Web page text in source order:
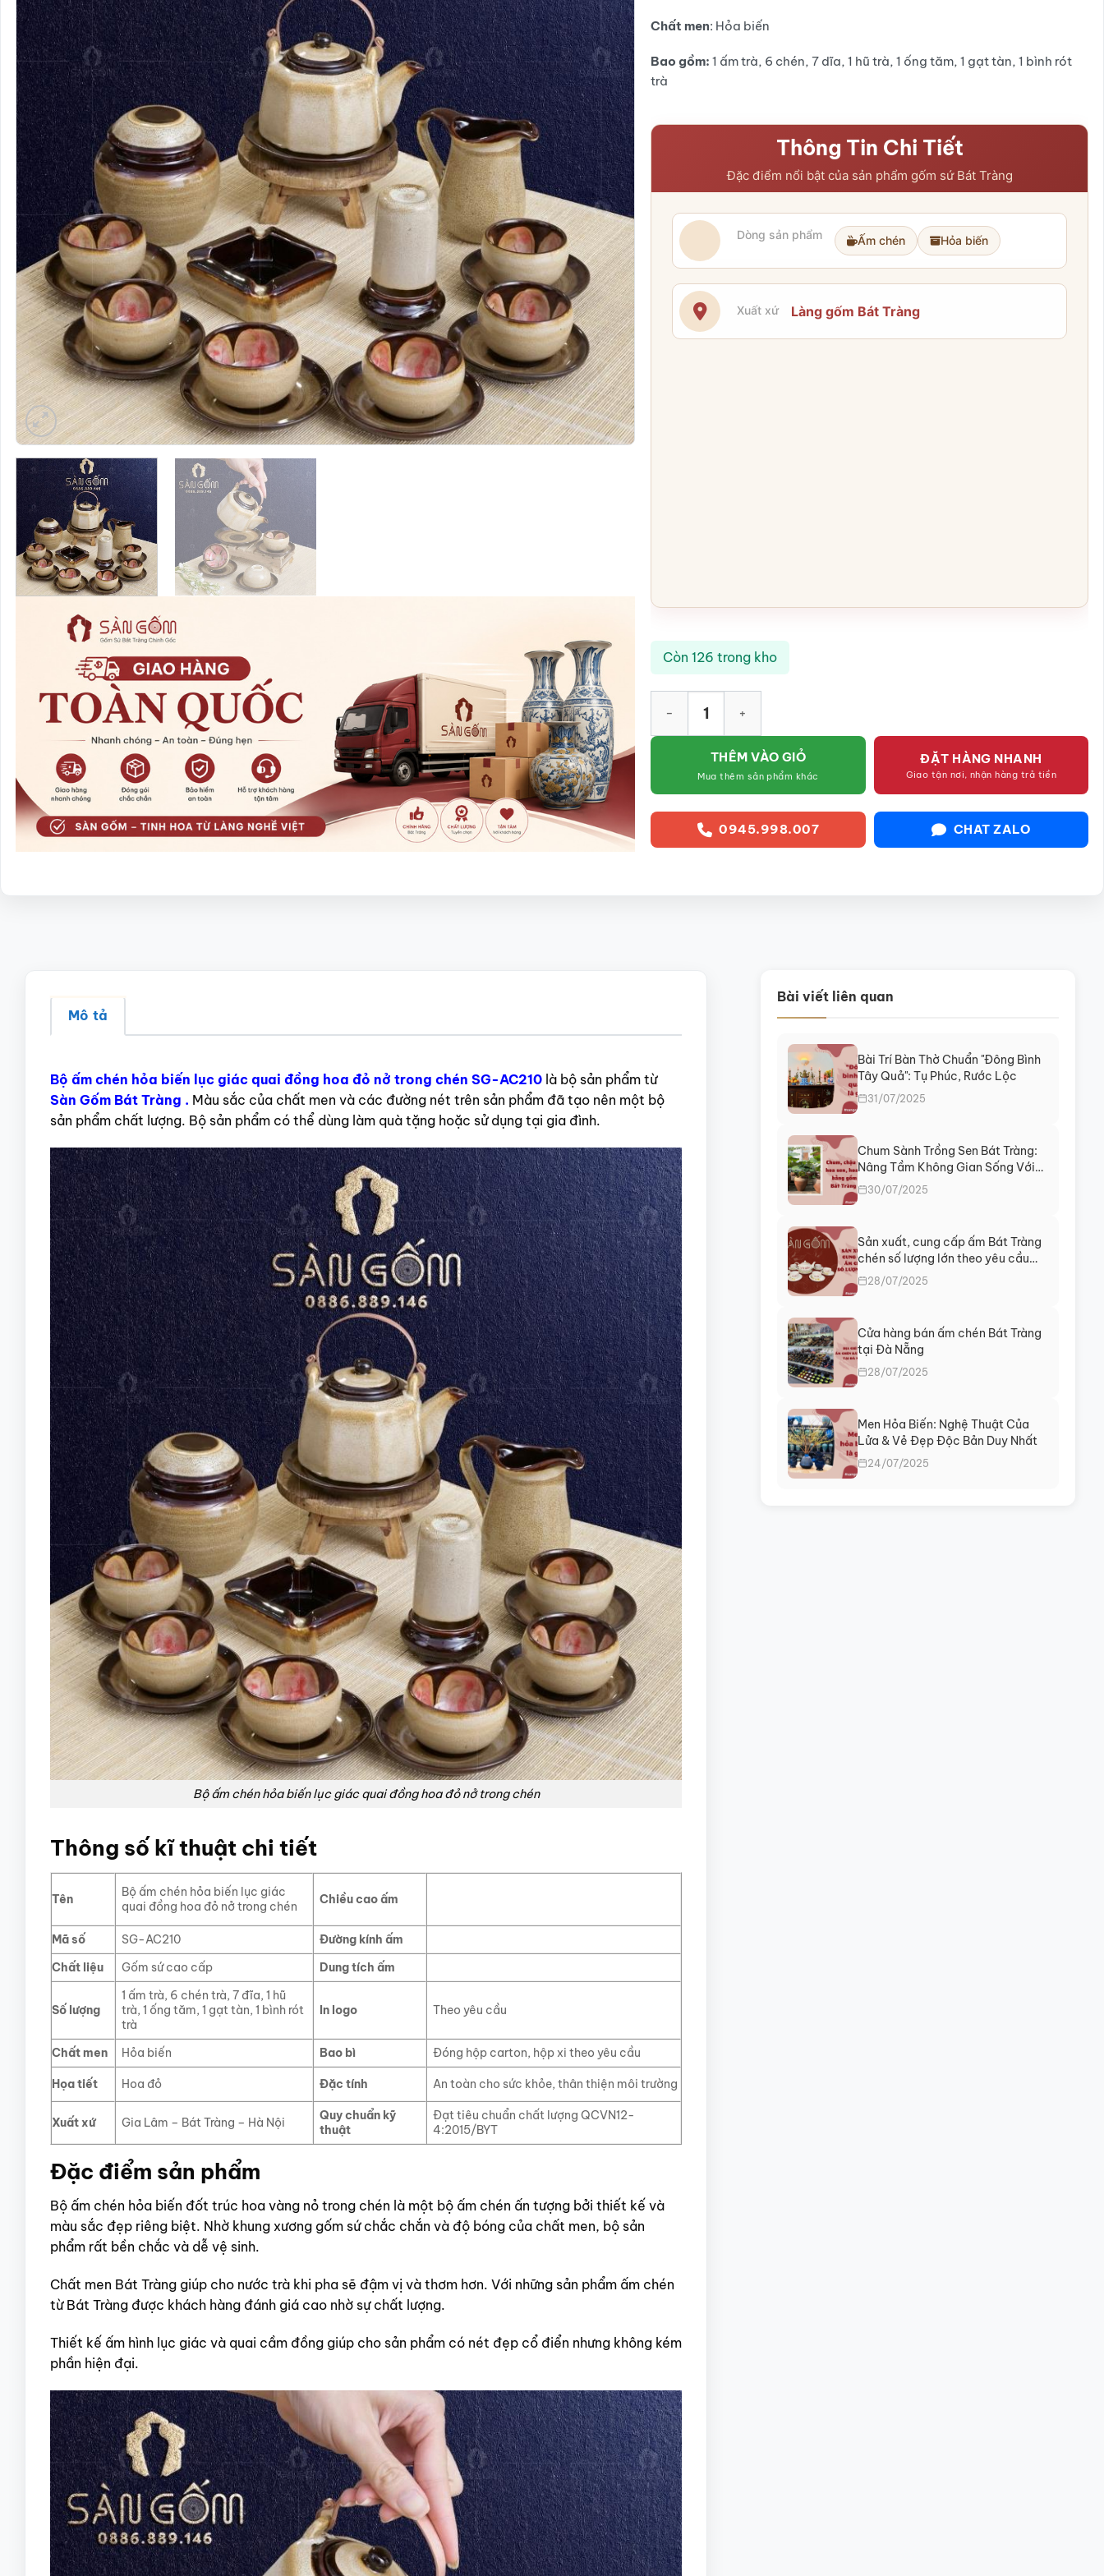
1.400.000₫.
Chất men: Hỏa biến
Bao gồm:1 ấm trà, 6 chén, 7 dĩa, 1 hũ trà, 1 ống tăm, 1 gạt tàn, 1 bình rót
trà
Thông Tin Chi Tiết
Đặc điểm nổi bật của sản phẩm gốm sứ Bát Tràng
Dòng sản phẩm Ấm chén Hỏa biến
Xuất xứ Làng gốm Bát Tràng
Còn 126 trong kho
THÊM VÀO GIỎ
Mua thêm sản phẩm khác
ĐẶT HÀNG NHANH
Giao tận nơi, nhận hàng trả tiền
0945.998.007 CHAT ZALO
Mô tả
Bộ ấm chén hỏa biến lục giác quai đồng hoa đỏ nở trong chén SG-AC210là bộ sản phẩm từ
Sàn Gốm Bát Tràng . Màu sắc của chất men và các đường nét trên sản phẩm đã tạo nên một bộ
sản phẩm chất lượng. Bộ sản phẩm có thể dùng làm quà tặng hoặc sử dụng tại gia đình.
Bộ ấm chén hỏa biến lục giác quai đồng hoa đỏ nở trong chén
Thông số kĩ thuật chi tiết
Tên
Bộ ấm chén hỏa biến lục giác
quai đồng hoa đỏ nở trong chén
Chiều cao ấm
Mã số SG-AC210
Đường kính ấm
Chất liệu
Gốm sứ cao cấp Dung tích ấm
Số lượng
1 ấm trà, 6 chén trà, 7 đĩa, 1 hũ
trà, 1 ống tăm, 1 gạt tàn, 1 bình rót
trà
In logo Theo yêu cầu
Chất men Hỏa biến Bao bì Đóng hộp carton, hộp xi theo yêu cầu
Họa tiết Hoa đỏ Đặc tính An toàn cho sức khỏe, thân thiện môi trường
Xuất xứ Gia Lâm – Bát Tràng – Hà Nội
Quy chuẩn kỹ
thuật
Đạt tiêu chuẩn chất lượng QCVN12-
4:2015/BYT
Đặc điểm sản phẩm
Bộ ấm chén hỏa biến đốt trúc hoa vàng nỏ trong chén là một bộ ấm chén ấn tượng bởi thiết kế và
màu sắc đẹp riêng biệt. Nhờ khung xương gốm sứ chắc chắn và độ bóng của chất men, bộ sản
phẩm rất bền chắc và dễ vệ sinh.
Chất men Bát Tràng giúp cho nước trà khi pha sẽ đậm vị và thơm hơn. Với những sản phẩm ấm chén
từ Bát Tràng được khách hàng đánh giá cao nhờ sự chất lượng.
Thiết kế ấm hình lục giác và quai cầm đồng giúp cho sản phẩm có nét đẹp cổ điển nhưng không kém
phần hiện đại.
Bài viết liên quan
Bài Trí Bàn Thờ Chuẩn "Đông Bình
Tây Quả": Tụ Phúc, Rước Lộc
31/07/2025
Chum Sành Trồng Sen Bát Tràng:
Nâng Tầm Không Gian Sống Với
Vẻ Đẹp Thanh Tịnh
30/07/2025
Sản xuất, cung cấp ấm Bát Tràng
chén số lượng lớn theo yêu cầu
giá rẻ
28/07/2025
Cửa hàng bán ấm chén Bát Tràng
tại Đà Nẵng
28/07/2025
Men Hỏa Biến: Nghệ Thuật Của
Lửa & Vẻ Đẹp Độc Bản Duy Nhất
24/07/2025